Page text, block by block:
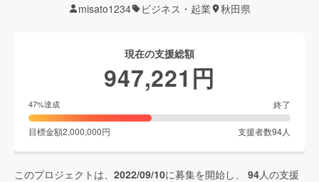
misato1234 ビジネス・起業 秋田県
現在の支援総額
947,221 円
47%達成 終了
目標金額2,000,000円 支援者数94人
このプロジェクトは、 2022/09/10に募集を開始し、 94人の支援